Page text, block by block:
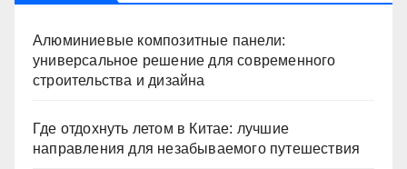
Алюминиевые композитные панели:
универсальное решение для современного
строительства и дизайна
Где отдохнуть летом в Китае: лучшие
направления для незабываемого путешествия